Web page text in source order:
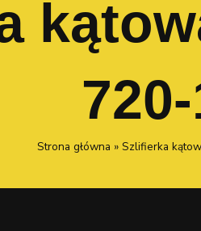
Strona główna » Szlifierka